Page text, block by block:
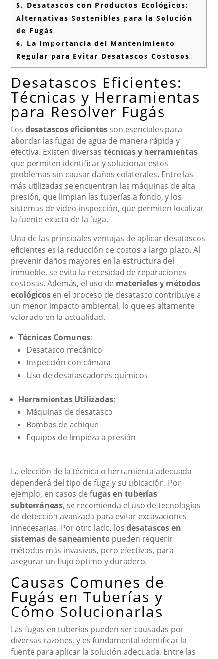
5. Desatascos con Productos Ecológicos:
Alternativas Sostenibles para la Solución
de Fugás
6. La Importancia del Mantenimiento
Regular para Evitar Desatascos Costosos
Desatascos Eficientes:
Técnicas y Herramientas
para Resolver Fugás
Losdesatascos eficientes son esenciales para
abordar las fugas de agua de manera rápida y
efectiva. Existen diversastécnicas y herramientas
que permiten identificar y solucionar estos
problemas sin causar daños colaterales. Entre las
más utilizadas se encuentran las máquinas de alta
presión, que limpian las tuberías a fondo, y los
sistemas de video inspección, que permiten localizar
la fuente exacta de la fuga.
Una de las principales ventajas de aplicar desatascos
eficientes es la reducción de costos a largo plazo. Al
prevenir daños mayores en la estructura del
inmueble, se evita la necesidad de reparaciones
costosas. Además, el uso de materiales y métodos
ecológicos en el proceso de desatasco contribuye a
un menor impacto ambiental, lo que es altamente
valorado en la actualidad.
Técnicas Comunes:
Desatasco mecánico
Inspección con cámara
Uso de desatascadores químicos
Herramientas Utilizadas:
Máquinas de desatasco
Bombas de achique
Equipos de limpieza a presión
La elección de la técnica o herramienta adecuada
dependerá del tipo de fuga y su ubicación. Por
ejemplo, en casos defugas en tuberías
subterráneas, se recomienda el uso de tecnologías
de detección avanzada para evitar excavaciones
innecesarias. Por otro lado, losdesatascos en
sistemas de saneamiento pueden requerir
métodos más invasivos, pero efectivos, para
asegurar un flujo óptimo y duradero.
Causas Comunes de
Fugás en Tuberías y
Cómo Solucionarlas
Las fugas en tuberías pueden ser causadas por
diversas razones, y es fundamental identificar la
fuente para aplicar la solución adecuada. Entre las